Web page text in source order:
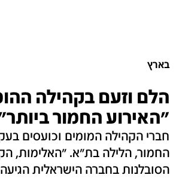
בארץ
הלם וזעם בקהילה
"האירוע החמור
חברי הקהילה המומים וכועסים
החמור, הלילה בת"א. "האלימות,
הסובלנות בחברה הישראלית